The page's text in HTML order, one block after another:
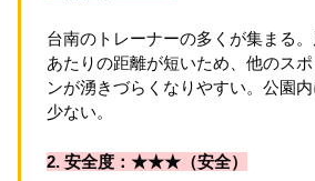
台南のトレーナーの多くが集まる
あたりの距離が短いため、他のス
ンが湧きづらくなりやすい。公園
少ない。
2. 安全度：★★★（安全）